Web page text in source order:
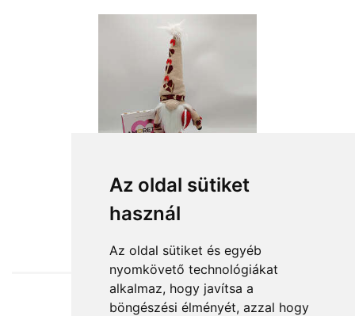
Az oldal sütiket
használ
Az oldal sütiket és egyéb
nyomkövető technológiákat
alkalmaz, hogy javítsa a
böngészési élményét, azzal hogy
Manó fiúcska
12 440 Ft-tól